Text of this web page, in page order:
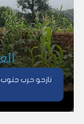
نازحو حرب جنوب